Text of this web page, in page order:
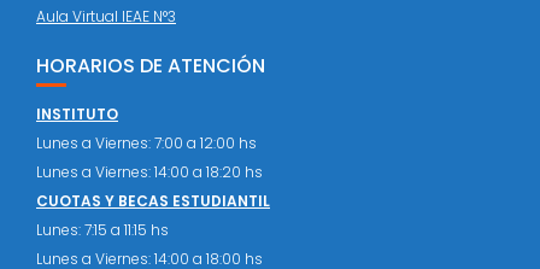
Aula Virtual IEAE N°3
HORARIOS DE ATENCIÓN
INSTITUTO
Lunes a Viernes: 7:00 a 12:00 hs
Lunes a Viernes: 14:00 a 18:20 hs
CUOTAS Y BECAS ESTUDIANTIL
Lunes: 7:15 a 11:15 hs
Lunes a Viernes: 14:00 a 18:00 hs